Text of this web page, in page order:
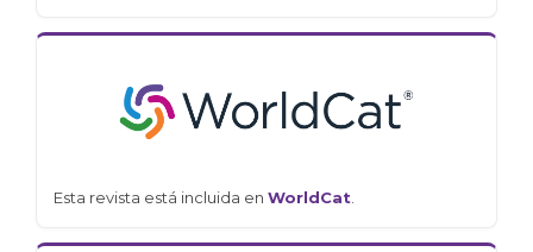
Esta revista está incluida en WorldCat